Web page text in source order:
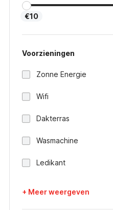
€10
Voorzieningen
Zonne Energie
Wifi
Dakterras
Wasmachine
Ledikant
+ Meer weergeven